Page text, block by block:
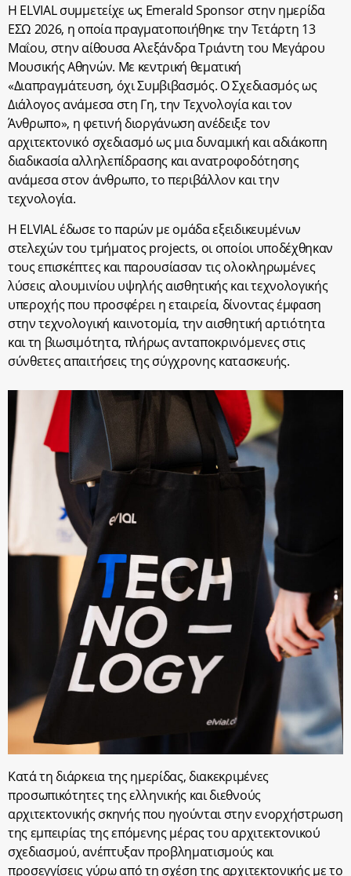
Η ELVIAL συμμετείχε ως Emerald Sponsor στην ημερίδα
ΕΣΩ 2026, η οποία πραγματοποιήθηκε την Τετάρτη 13
Μαΐου, στην αίθουσα Αλεξάνδρα Τριάντη του Μεγάρου
Μουσικής Αθηνών. Με κεντρική θεματική
«Διαπραγμάτευση, όχι Συμβιβασμός. Ο Σχεδιασμός ως
Διάλογος ανάμεσα στη Γη, την Τεχνολογία και τον
Άνθρωπο», η φετινή διοργάνωση ανέδειξε τον
αρχιτεκτονικό σχεδιασμό ως μια δυναμική και αδιάκοπη
διαδικασία αλληλεπίδρασης και ανατροφοδότησης
ανάμεσα στον άνθρωπο, το περιβάλλον και την
τεχνολογία.
Η ELVIAL έδωσε το παρών με ομάδα εξειδικευμένων
στελεχών του τμήματος projects, οι οποίοι υποδέχθηκαν
τους επισκέπτες και παρουσίασαν τις ολοκληρωμένες
λύσεις αλουμινίου υψηλής αισθητικής και τεχνολογικής
υπεροχής που προσφέρει η εταιρεία, δίνοντας έμφαση
στην τεχνολογική καινοτομία, την αισθητική αρτιότητα
και τη βιωσιμότητα, πλήρως ανταποκρινόμενες στις
σύνθετες απαιτήσεις της σύγχρονης κατασκευής.
Κατά τη διάρκεια της ημερίδας, διακεκριμένες
προσωπικότητες της ελληνικής και διεθνούς
αρχιτεκτονικής σκηνής που ηγούνται στην ενορχήστρωση
της εμπειρίας της επόμενης μέρας του αρχιτεκτονικού
σχεδιασμού, ανέπτυξαν προβληματισμούς και
προσεγγίσεις γύρω από τη σχέση της αρχιτεκτονικής με το